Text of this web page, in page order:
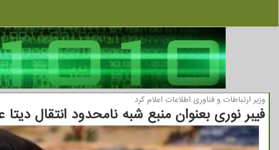
وزیر ارتباطات و فناوری اطلاعات اعلام كرد
فیبر نوری بعنوان منبع شبه نامحدود انتقال